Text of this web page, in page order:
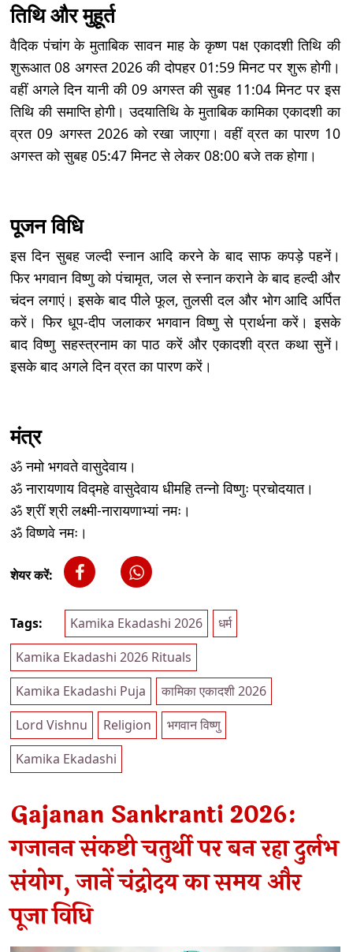
तिथि और मुहूर्त
वैदिक पंचांग के मुताबिक सावन माह के कृष्ण पक्ष एकादशी तिथि की
शुरूआत 08 अगस्त 2026 की दोपहर 01:59 मिनट पर शुरू होगी।
वहीं अगले दिन यानी की 09 अगस्त की सुबह 11:04 मिनट पर इस
तिथि की समाप्ति होगी। उदयातिथि के मुताबिक कामिका एकादशी का
व्रत 09 अगस्त 2026 को रखा जाएगा। वहीं व्रत का पारण 10
अगस्त को सुबह 05:47 मिनट से लेकर 08:00 बजे तक होगा।
पूजन विधि
इस दिन सुबह जल्दी स्नान आदि करने के बाद साफ कपड़े पहनें।
फिर भगवान विष्णु को पंचामृत, जल से स्नान कराने के बाद हल्दी और
चंदन लगाएं। इसके बाद पीले फूल, तुलसी दल और भोग आदि अर्पित
करें। फिर धूप-दीप जलाकर भगवान विष्णु से प्रार्थना करें। इसके
बाद विष्णु सहस्त्रनाम का पाठ करें और एकादशी व्रत कथा सुनें।
इसके बाद अगले दिन व्रत का पारण करें।
मंत्र
ॐ नमो भगवते वासुदेवाय।
ॐ नारायणाय विद्महे वासुदेवाय धीमहि तन्नो विष्णुः प्रचोदयात।
ॐ श्रीं श्री लक्ष्मी-नारायणाभ्यां नमः।
ॐ विष्णवे नमः।
शेयर करें:
Tags: Kamika Ekadashi 2026
धर्म
Kamika Ekadashi 2026 Rituals
Kamika Ekadashi Puja
कामिका एकादशी 2026
Lord Vishnu
Religion
भगवान विष्णु
Kamika Ekadashi
Gajanan Sankranti 2026:
गजानन संकष्टी चतुर्थी पर बन रहा दुर्लभ
संयोग, जानें चंद्रोदय का समय और
पूजा विधि